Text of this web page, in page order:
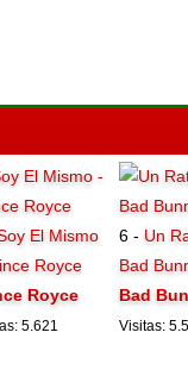
El Mismo
Royce
Royce
5.621
6 - Un
Bad
Bad
Visitas: